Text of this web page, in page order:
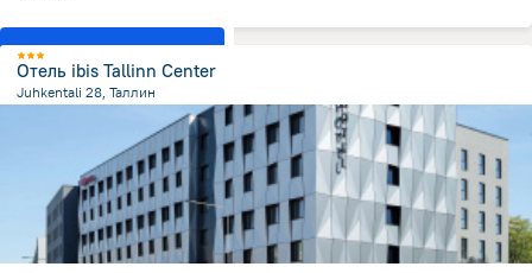
Показать все номера
Отель ibis Tallinn Center
Juhkentali 28, Таллин